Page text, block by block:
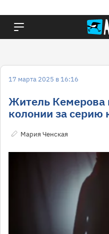
17 марта 2025 в 16:16
Житель Кемерова
колонии за
Мария Ченская